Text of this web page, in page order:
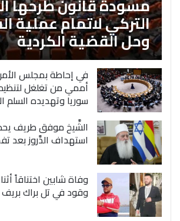
التركي لاتمام عملية
وحل القضية الكردية
في إحاطة بمجلس
أممي من تغلغل
سوريا وتهديده السلم
الشَّيخ موفق طريف
استهداف الدَّروز بعد
وفاة شابين اختناقاً
وقود في تل براك